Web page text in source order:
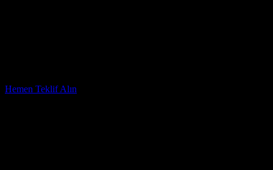
Hemen Teklif Alın